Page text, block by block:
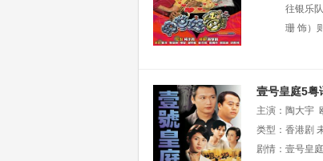
往银乐
珊 饰）
壹号皇庭5粤
主演： 陶大宇
类型： 香港剧
剧情： 壹号皇